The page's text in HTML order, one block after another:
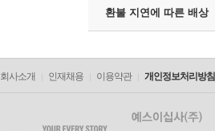
환불 지연에 따른 배상
회사소개 인재채용 이용약관 개인정보처리방침